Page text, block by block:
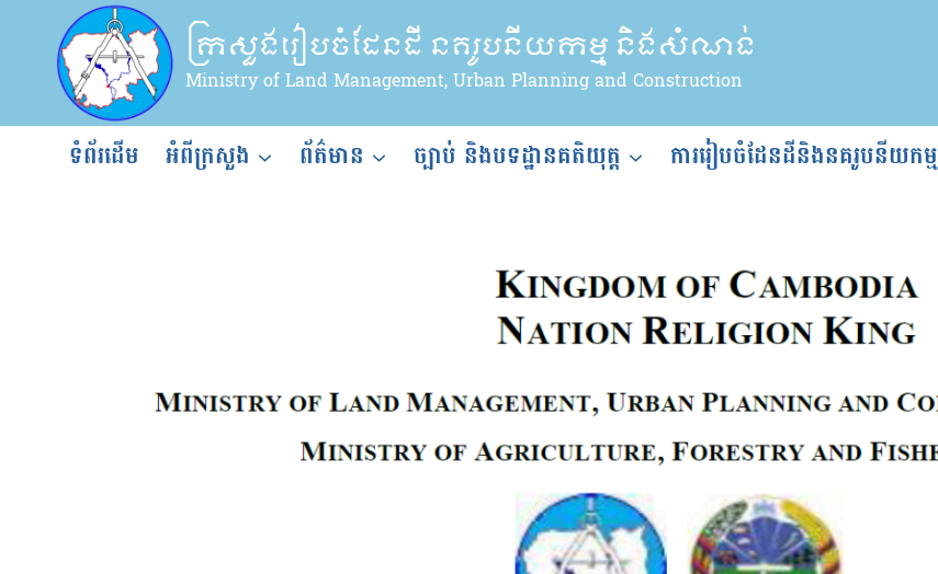
content
ក្រសួងរៀបចំដែនដី នគរូបនីយកម្ម និងសំណង់
Ministry of Land Management, Urban Planning and Construction
ទំព័រដើម អំពីក្រសួង ព័ត៌មាន ច្បាប់ និងបទដ្ឋានគតិយុត្ត ការរៀបចំដែនដីនិងនគរូបនីយកម្ម